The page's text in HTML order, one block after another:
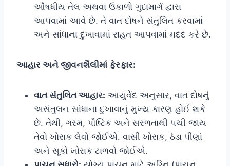
ઔષધીય તેલ અથવા ઉકાળો ગુદામાર્ગ દ્વારા
આપવામાં આવે છે. તે વાત દોષને સંતુલિત કરવામાં
અને સાંધાના દુખાવામાં રાહત આપવામાં મદદ કરે છે.
આહાર અને જીવનશૈલીમાં ફેરફાર:
વાત સંતુલિત આહાર: આયુર્વેદ અનુસાર, વાત દોષનું
અસંતુલન સાંધાના દુખાવાનું મુખ્ય કારણ હોઈ શકે
છે. તેથી, ગરમ, પૌષ્ટિક અને સરળતાથી પચી જાય
તેવો ખોરાક લેવો જોઈએ. વાસી ખોરાક, ઠંડા પીણાં
અને સૂકો ખોરાક ટાળવો જોઈએ.